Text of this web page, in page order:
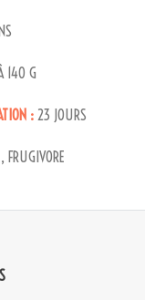
140 G
: 23 JOURS
FRUGIVORE